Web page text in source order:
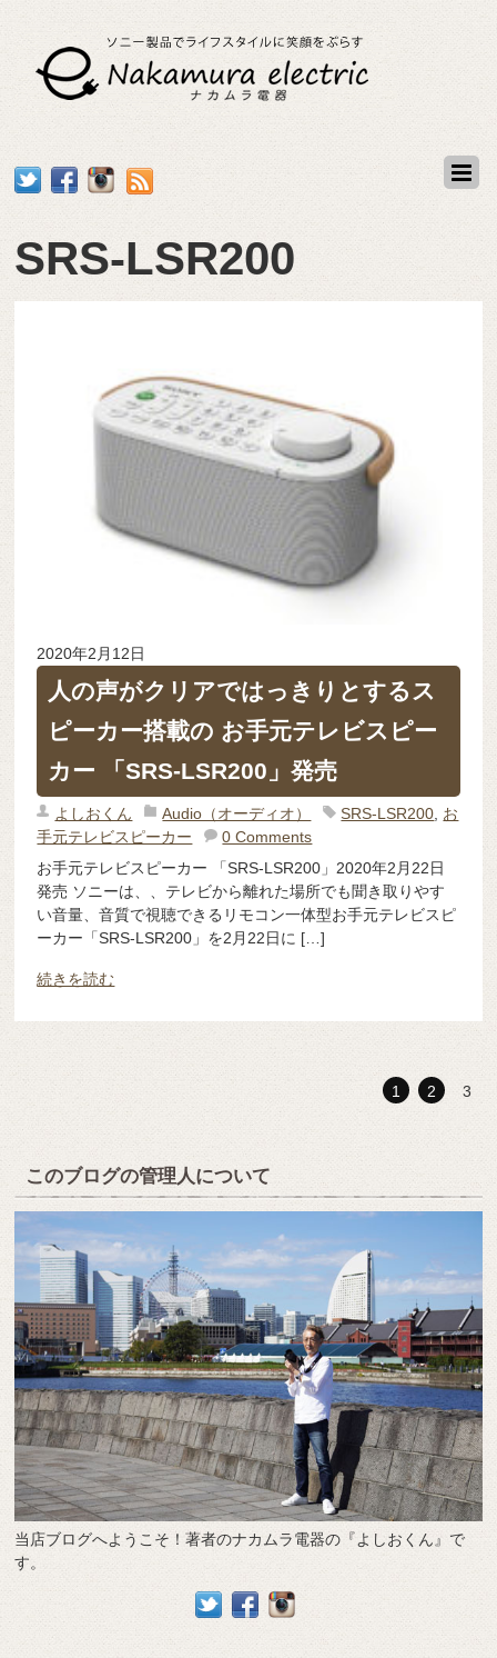
SRS-LSR200
2020年2月12日
人の声がクリアではっきりとするス
ピーカー搭載の お手元テレビスピー
カー 「SRS-LSR200」発売
よしおくん Audio（オーディオ） SRS-LSR200 お
手元テレビスピーカー
0 Comments
お手元テレビスピーカー 「SRS-LSR200」2020年2月22日
発売 ソニーは、、テレビから離れた場所でも聞き取りやす
い音量、音質で視聴できるリモコン一体型お手元テレビスピ
ーカー「SRS-LSR200」を2月22日に […]
続きを読む
1 2 3
このブログの管理人について
当店ブログへようこそ！著者のナカムラ電器の『よしおくん』で
す。